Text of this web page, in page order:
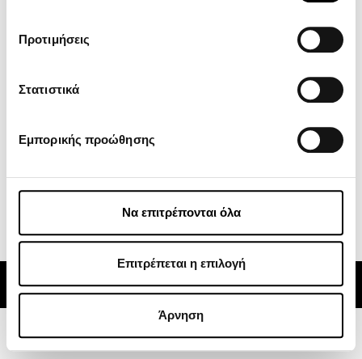
Προτιμήσεις
Στατιστικά
Εμπορικής προώθησης
Να επιτρέπονται όλα
Επιτρέπεται η επιλογή
Άρνηση
© 2024 CFMOTO | ATVs, Motorcycles, Side x Sides | Powered byRocket Path